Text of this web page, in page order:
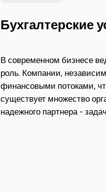
Бухгалтерские
В современном бизнесе
роль. Компании,
финансовыми потоками,
существует множество
надежного партнера -